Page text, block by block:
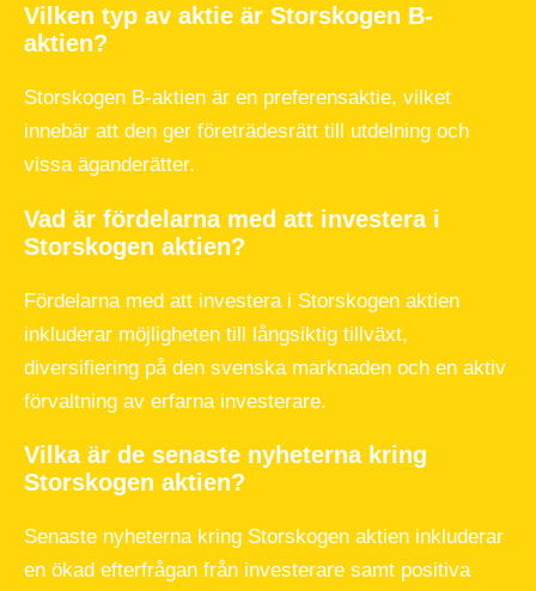
Vilken typ av aktie är Storskogen B-
aktien?
Storskogen B-aktien är en preferensaktie, vilket
innebär att den ger företrädesrätt till utdelning och
vissa äganderätter.
Vad är fördelarna med att investera i
Storskogen aktien?
Fördelarna med att investera i Storskogen aktien
inkluderar möjligheten till långsiktig tillväxt,
diversifiering på den svenska marknaden och en aktiv
förvaltning av erfarna investerare.
Vilka är de senaste nyheterna kring
Storskogen aktien?
Senaste nyheterna kring Storskogen aktien inkluderar
en ökad efterfrågan från investerare samt positiva